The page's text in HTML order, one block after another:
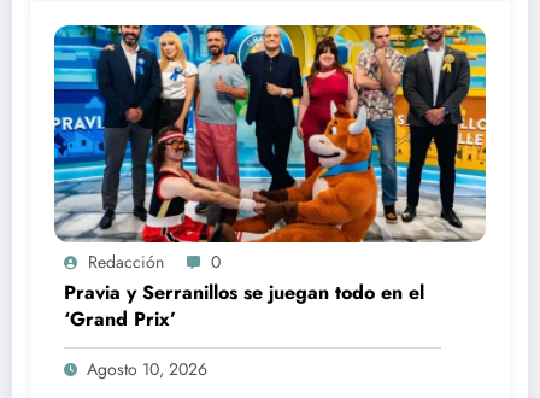
Redacción 0
Pravia y Serranillos se juegan todo en el
‘Grand Prix’
Agosto 10, 2026